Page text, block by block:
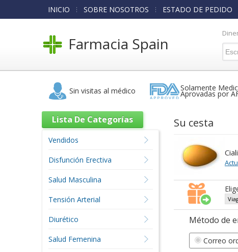
INICIO SOBRE NOSOTROS ESTADO DE PEDIDO
Farmacia Spain
Sin visitas al médico Solamente
Aprovadas por
Su cesta
Método de
Correo
Lista De Categorías
Vendidos
Disfunción Erectiva
Salud Masculina
Tensión Arterial
Diurético
Salud Femenina